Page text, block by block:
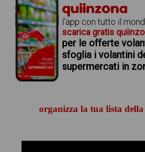
quiinzona
l'app con tutto il
scarica gratis
per le offerte
sfoglia i volantini
supermercati in
organizza la tua lista della